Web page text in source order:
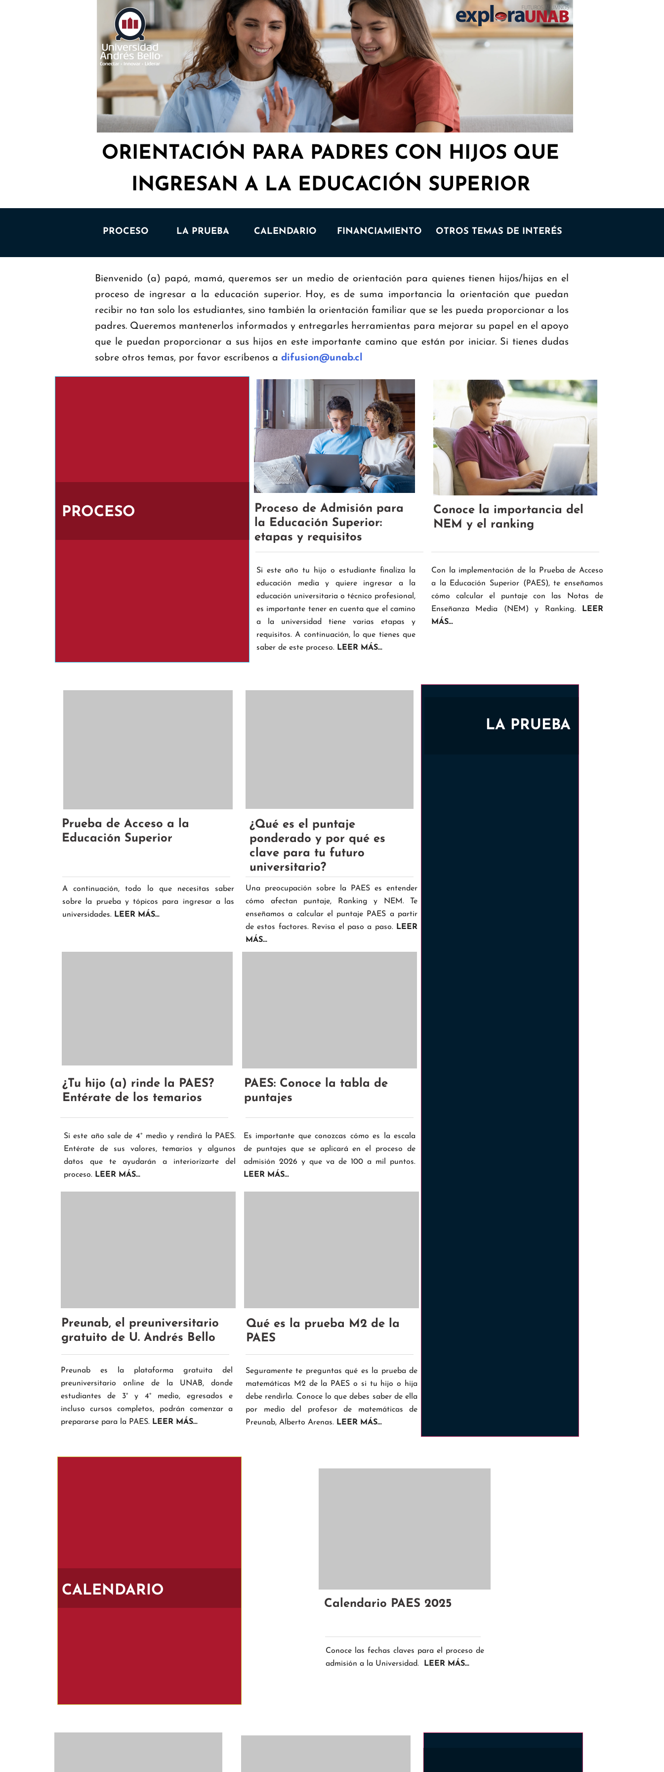
ORIENTACIÓN PARA PADRES CON HIJOS QUE
INGRESAN A LA EDUCACIÓN SUPERIOR
PROCESO LA PRUEBA CALENDARIO FINANCIAMIENTO OTROS TEMAS DE INTERÉS
Bienvenido (a) papá, mamá, queremos ser un medio de orientación para quienes tienen hijos/hijas en el
proceso de ingresar a la educación superior. Hoy, es de suma importancia la orientación que puedan
recibir no tan solo los estudiantes, sino también la orientación familiar que se les pueda proporcionar a los
padres. Queremos mantenerlos informados y entregarles herramientas para mejorar su papel en el apoyo
que le puedan proporcionar a sus hijos en este importante camino que están por iniciar. Si tienes dudas
sobre otros temas, por favor escríbenos a difusion@unab.cl
Proceso de Admisión para
la Educación Superior:
etapas y requisitos
Conoce la importancia del
NEM y el ranking
PROCESO
Si este año tu hijo o estudiante finaliza la
educación media y quiere ingresar a la
educación universitaria o técnico profesional,
es importante tener en cuenta que el camino
a la universidad tiene varias etapas y
requisitos. A continuación, lo que tienes que
saber de este proceso. LEER MÁS...
Con la implementación de la Prueba de Acceso
a la Educación Superior (PAES), te enseñamos
cómo calcular el puntaje con las Notas de
Enseñanza Media (NEM) y Ranking.
LEER
MÁS...
LA PRUEBA
Prueba de Acceso a la
Educación Superior
¿Qué es el puntaje
ponderado y por qué es
clave para tu futuro
universitario?
Una preocupación sobre la PAES es entender
cómo afectan puntaje, Ranking y NEM. Te
enseñamos a calcular el puntaje PAES a partir
de estos factores. Revisa el paso a paso.
LEER
MÁS...
A continuación, todo lo que necesitas saber
sobre la prueba y tópicos para ingresar a las
universidades. LEER MÁS...
¿Tu hijo (a) rinde la PAES?
Entérate de los temarios
PAES: Conoce la tabla de
puntajes
Si este año sale de 4° medio y rendirá la PAES.
Entérate de sus valores, temarios y algunos
datos que te ayudarán a interiorizarte del
proceso. LEER MÁS...
Es importante que conozcas cómo es la escala
de puntajes que se aplicará en el proceso de
admisión 2026 y que va de 100 a mil puntos.
LEER MÁS...
Preunab, el preuniversitario
gratuito de U. Andrés Bello
Qué es la prueba M2 de la
PAES
Preunab es la plataforma gratuita del
preuniversitario online de la UNAB, donde
estudiantes de 3° y 4° medio, egresados e
incluso cursos completos, podrán comenzar a
prepararse para la PAES. LEER MÁS...
Seguramente te preguntas qué es la prueba de
matemáticas M2 de la PAES o si tu hijo o hija
debe rendirla. Conoce lo que debes saber de ella
por medio del profesor de matemáticas de
Preunab, Alberto Arenas. LEER MÁS...
CALENDARIO
Calendario PAES 2025
Conoce las fechas claves para el proceso de
admisión a la Universidad.
LEER MÁS...